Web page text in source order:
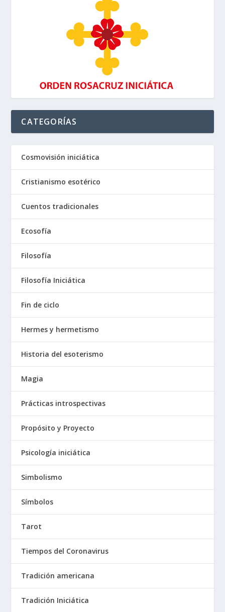
CATEGORÍAS
Cosmovisión iniciática
Cristianismo esotérico
Cuentos tradicionales
Ecosofía
Filosofía
Filosofía Iniciática
Fin de ciclo
Hermes y hermetismo
Historia del esoterismo
Magia
Prácticas introspectivas
Propósito y Proyecto
Psicología iniciática
Simbolismo
Símbolos
Tarot
Tiempos del Coronavirus
Tradición americana
Tradición Iniciática